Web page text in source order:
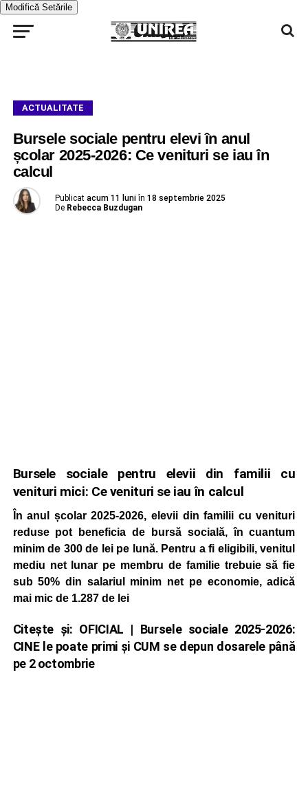
Modifică Setările
ACTUALITATE
Bursele sociale pentru elevi în anul
școlar 2025-2026: Ce venituri se iau în
calcul
Publicat acum 11 luni în 18 septembrie 2025
De Rebecca Buzdugan
Bursele sociale pentru elevii din familii cu
venituri mici: Ce venituri se iau în calcul
În anul școlar 2025-2026, elevii din familii cu venituri
reduse pot beneficia de bursă socială, în cuantum
minim de 300 de lei pe lună. Pentru a fi eligibili, venitul
mediu net lunar pe membru de familie trebuie să fie
sub 50% din salariul minim net pe economie, adică
mai mic de 1.287 de lei
Citește și: OFICIAL | Bursele sociale 2025-2026:
CINE le poate primi și CUM se depun dosarele până
pe 2 octombrie